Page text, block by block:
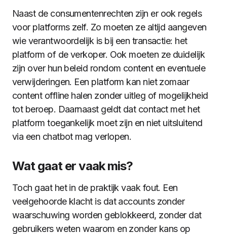
Naast de consumentenrechten zijn er ook regels
voor platforms zelf. Zo moeten ze altijd aangeven
wie verantwoordelijk is bij een transactie: het
platform of de verkoper. Ook moeten ze duidelijk
zijn over hun beleid rondom content en eventuele
verwijderingen. Een platform kan niet zomaar
content offline halen zonder uitleg of mogelijkheid
tot beroep. Daarnaast geldt dat contact met het
platform toegankelijk moet zijn en niet uitsluitend
via een chatbot mag verlopen.
Wat gaat er vaak mis?
Toch gaat het in de praktijk vaak fout. Een
veelgehoorde klacht is dat accounts zonder
waarschuwing worden geblokkeerd, zonder dat
gebruikers weten waarom en zonder kans op